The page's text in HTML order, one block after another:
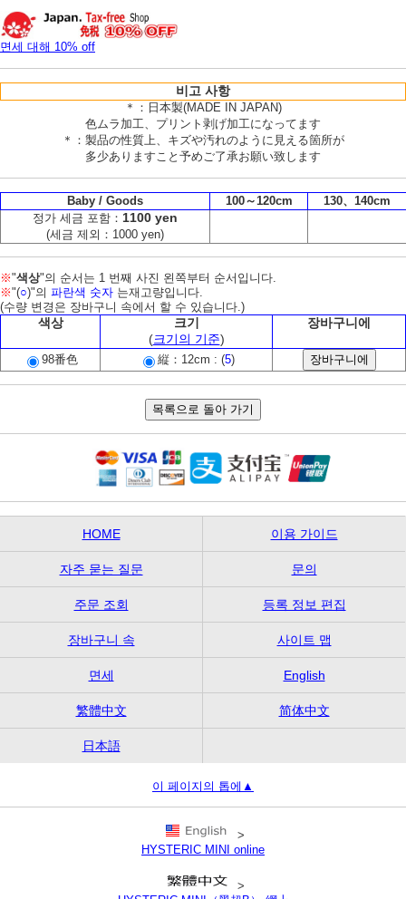
면세 대해 10% off
비고 사항
＊：日本製(MADE IN JAPAN)
色ムラ加工、プリント剥げ加工になってます
＊：製品の性質上、キズや汚れのように見える箇所が
多少ありますこと予めご了承お願い致します
Baby / Goods 100～120cm
130、140cm
정가 세금 포함： 1100 yen
(세금 제외：1000 yen)
※"색상"의 순서는 1 번째 사진 왼쪽부터 순서입니다.
※"(○)"의 파란색 숫자 는재고량입니다.
(수량 변경은 장바구니 속에서 할 수 있습니다.)
색상
크기
(크기의 기준)
장바구니에
98番色 縦：12cm : (5)
HOME 이용 가이드
자주 묻는 질문 문의
주문 조회 등록 정보 편집
장바구니 속 사이트 맵
면세 English
繁體中文 简体中文
日本語
이 페이지의 톱에▲
>
HYSTERIC MINI online
>